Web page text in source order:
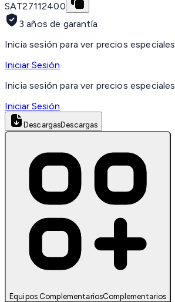
SAT27112400
3 años de garantía
Inicia sesión para ver precios especiales
Iniciar Sesión
Inicia sesión para ver precios especiales
Iniciar Sesión
DescargasDescargas
Equipos ComplementariosComplementarios